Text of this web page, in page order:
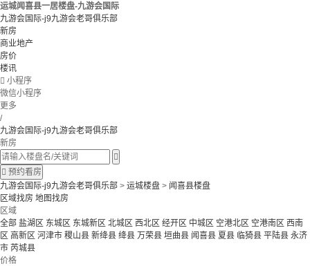
运城闻喜县一居楼盘-九游会国际
九游会国际-j9九游会老哥俱乐部
新房
商业地产
房价
楼讯
 小程序
微信小程序
更多
/
九游会国际-j9九游会老哥俱乐部
新房

 预约看房
九游会国际-j9九游会老哥俱乐部 > 运城楼盘 > 闻喜县楼盘
区域找房 地图找房
区域
全部 盐湖区 东城区 东城新区 北城区 西北区 经开区 中城区 空港北区 空港南区 西南
区 高新区 河津市 稷山县 新绛县 绛县 万荣县 垣曲县 闻喜县 夏县 临猗县 平陆县 永济
市 芮城县
价格